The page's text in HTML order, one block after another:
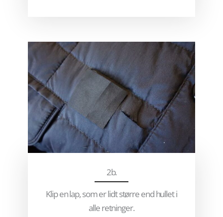
2b.
Klip en lap, som er lidt større end hullet i
alle retninger.